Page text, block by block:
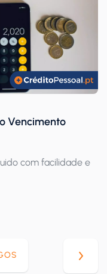
Vencimento
com facilidade e